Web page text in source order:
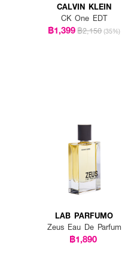
CALVIN KLEIN
CK One EDT
฿1,399฿2,150 (35%)
LAB PARFUMO
Zeus Eau De Parfum
฿1,890